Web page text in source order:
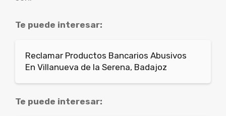
Te puede interesar:
Reclamar Productos Bancarios Abusivos
En Villanueva de la Serena, Badajoz
Te puede interesar: